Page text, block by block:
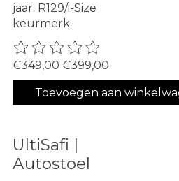
jaar. R129/i-Size
keurmerk.
De beoordeling van dit
€349,00 €399,00
Toevoegen aan
UltiSafi |
Autostoel